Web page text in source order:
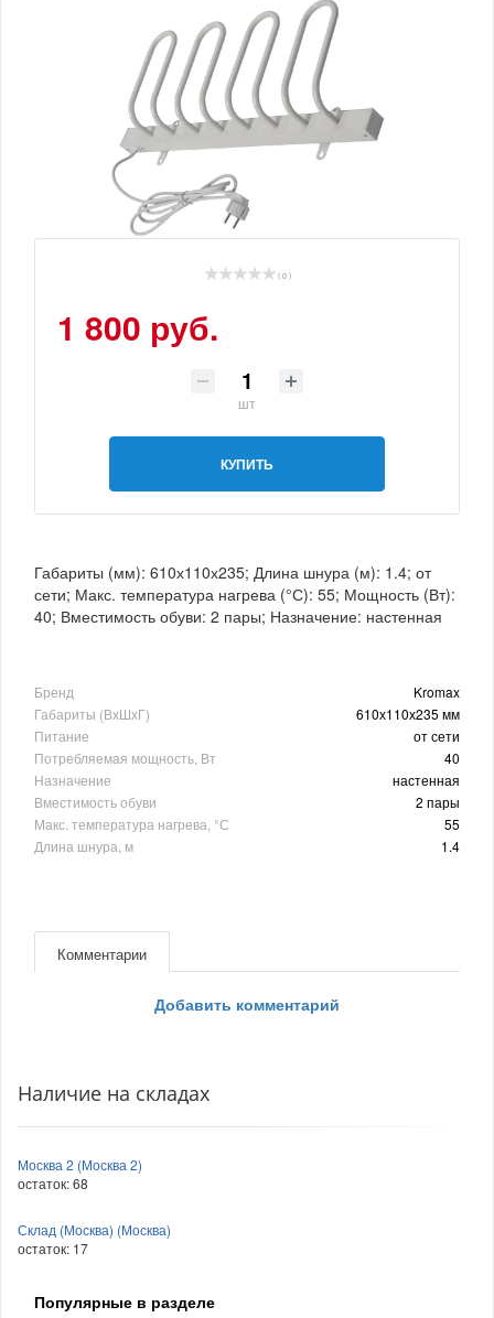
( 0 )
1 800 руб.
шт
КУПИТЬ
Габариты (мм): 610х110х235; Длина шнура (м): 1.4; от
сети; Макс. температура нагрева (°С): 55; Мощность (Вт):
40; Вместимость обуви: 2 пары; Назначение: настенная
Бренд
Kromax
Габариты (ВхШхГ)
610х110х235 мм
Питание
от сети
Потребляемая мощность, Вт
40
Назначение
настенная
Вместимость обуви
2 пары
Макс. температура нагрева, °С
55
Длина шнура, м
1.4
Комментарии
Добавить комментарий
Наличие на складах
Москва 2 (Москва 2)
остаток:68
Склад (Москва) (Москва)
остаток: 17
Популярные в разделе